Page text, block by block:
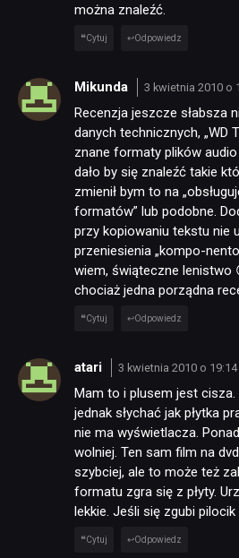
można znaleźć.
Cytuj Odpowiedz
Mikunda 3 kwietnia 2010 o
Recenzja jeszcze słabsza
danych technicznych, „WD
znane formaty plików audio
dało by się znaleźć takie
zmienił bym to na
formatów” lub podobne.
przy kopiowaniu tekstu nie
przeniesienia „kompo-
wiem, świąteczne lenistwo
chociaż jedna porządna
Cytuj Odpowiedz
atari 3 kwietnia 2010 o 19:14
Mam to i plusem jest
jednak słychać jak płytka
nie ma wyświetlacza.
wolniej. Ten sam film na
szybciej, ale to może też
formatu zgra się z płyty.
lekkie. Jeśli się zgubi
Cytuj Odpowiedz